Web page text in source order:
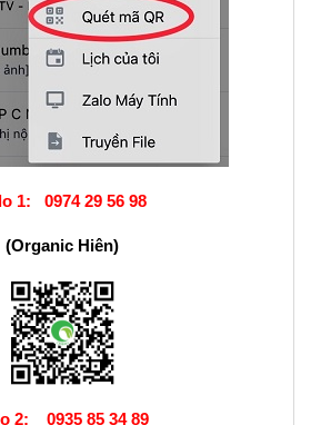
1: 0974 29 56 98
(Organic Hiên)
2: 0935 85 34 89